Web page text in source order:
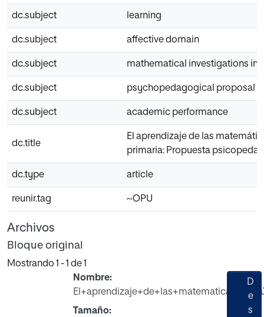
dc.subject learning
dc.subject affective domain
dc.subject mathematical investigations in
dc.subject psychopedagogical proposal
dc.subject academic performance
dc.title
El aprendizaje de las
primaria: Propuesta
dc.type article
reunir.tag ~OPU
Archivos
Bloque original
Mostrando 1 - 1 de 1
Nombre:
Tamaño:
D
e
s